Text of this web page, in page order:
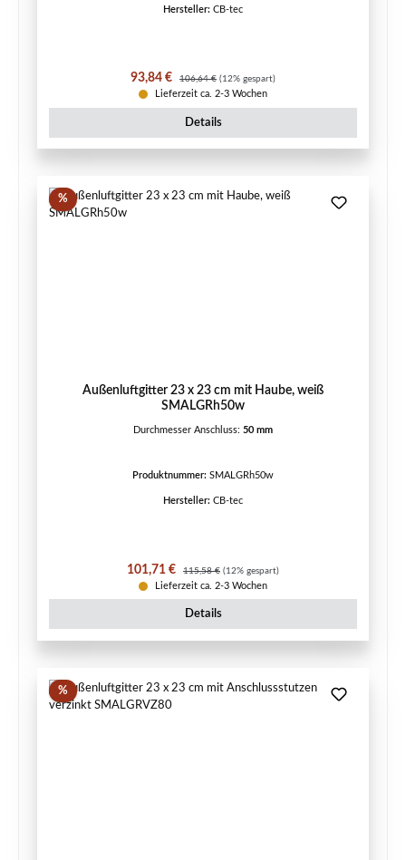
Hersteller: CB-tec
Verkaufspreis:
93,84 € Regulärer Preis:
106,64 € (12% gespart)
Lieferzeit ca. 2-3 Wochen
Details
%Rabatt
Außenluftgitter 23 x 23 cm mit Haube, weiß
SMALGRh50w
Durchmesser Anschluss: 50 mm
Produktnummer: SMALGRh50w
Hersteller: CB-tec
Verkaufspreis:
101,71 € Regulärer Preis:
115,58 € (12% gespart)
Lieferzeit ca. 2-3 Wochen
Details
%Rabatt